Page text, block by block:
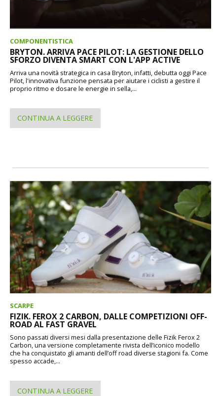
COMPONENTISTICA
BRYTON. ARRIVA PACE PILOT: LA GESTIONE DELLO
SFORZO DIVENTA SMART CON L'APP ACTIVE
Arriva una novità strategica in casa Bryton, infatti, debutta oggi Pace
Pilot, l'innovativa funzione pensata per aiutare i ciclisti a gestire il
proprio ritmo e dosare le energie in sella,...
CONTINUA A LEGGERE
SCARPE
FIZIK. FEROX 2 CARBON, DALLE COMPETIZIONI OFF-
ROAD AL FAST GRAVEL
Sono passati diversi mesi dalla presentazione delle Fizik Ferox 2
Carbon, una versione completamente rivista dell’iconico modello
che ha conquistato gli amanti dell’off road diverse stagioni fa. Come
spesso accade,...
CONTINUA A LEGGERE